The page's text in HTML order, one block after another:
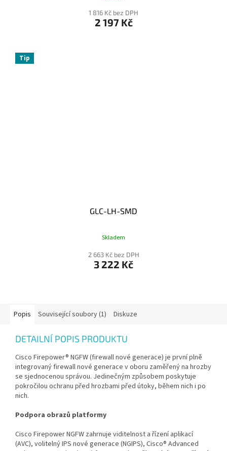
1 816 Kč bez DPH
2 197 Kč
Tip
GLC-LH-SMD
Skladem
2 663 Kč bez DPH
3 222 Kč
Popis Související soubory (1) Diskuze
DETAILNÍ POPIS PRODUKTU
Cisco Firepower® NGFW (firewall nové generace) je první plně
integrovaný firewall nové generace v oboru zaměřený na hrozby
se sjednocenou správou. Jedinečným způsobem poskytuje
pokročilou ochranu před hrozbami před útoky, během nich i po
nich.
Podpora obrazů platformy
Cisco Firepower NGFW zahrnuje viditelnost a řízení aplikací
(AVC), volitelný IPS nové generace (NGIPS), Cisco® Advanced